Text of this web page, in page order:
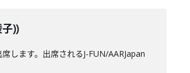
))
します。出席されるJ-FUN/AARJapan